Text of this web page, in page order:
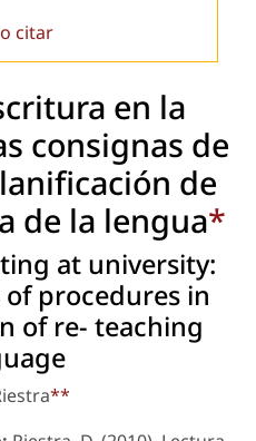
citar
en la
consignas de
de
de la lengua*
at university:
procedures in
of re- teaching
**